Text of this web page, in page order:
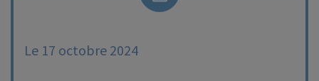
Le 17 octobre 2024